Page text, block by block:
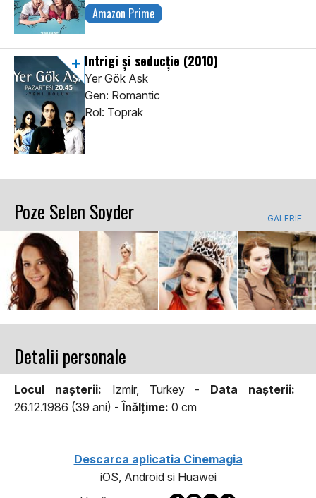
Amazon Prime
Intrigi și seducție (2010)
Yer Gök Ask
Gen: Romantic
Rol: Toprak
Poze Selen Soyder GALERIE
Detalii personale
Locul naşterii: Izmir, Turkey - Data naşterii:
26.12.1986 (39 ani) -Înălţime: 0 cm
Descarca aplicatia Cinemagia
iOS, Android si Huawei